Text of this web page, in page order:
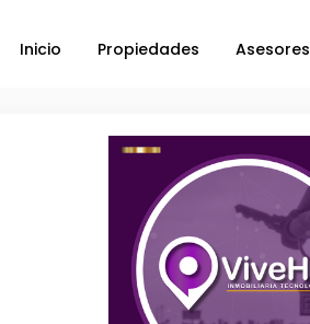
Inicio Propiedades Asesores